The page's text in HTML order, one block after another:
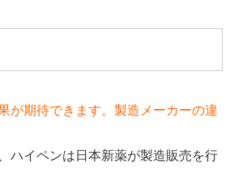
が期待できます。製造メーカーの違
ハイペンは日本新薬が製造販売を行